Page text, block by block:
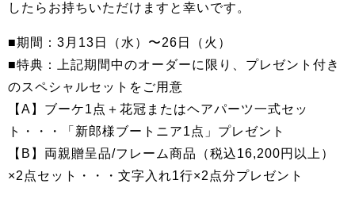
したらお持ちいただけますと幸いです。
■期間：3月13日（水）〜26日（火）
■特典：上記期間中のオーダーに限り、プレゼント付き
のスペシャルセットをご用意
【A】ブーケ1点＋花冠またはヘアパーツ一式セッ
ト・・・「新郎様ブートニア1点」プレゼント
【B】両親贈呈品/フレーム商品（税込16,200円以上）
×2点セット・・・文字入れ1行×2点分プレゼント